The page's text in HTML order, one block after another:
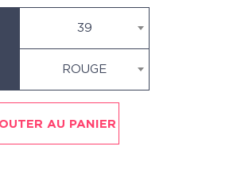
39
ROUGE
AU PANIER